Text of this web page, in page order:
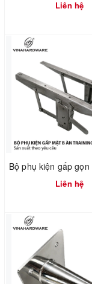
Liên hệ
Liên hệ